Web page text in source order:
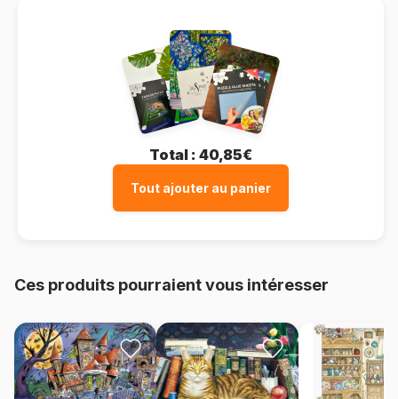
Total : 40,85€
Tout ajouter au panier
Ces produits pourraient vous intéresser